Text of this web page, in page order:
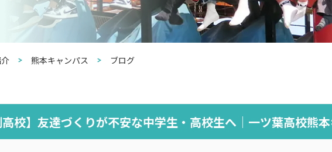
熊本キャンパス ブログ
校】友達づくりが不安な中学生・高校生へ｜一ツ葉高校熊